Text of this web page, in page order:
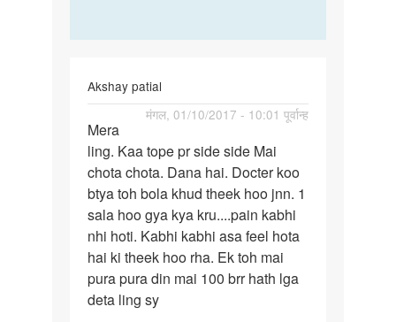
Akshay patial
मंगल, 01/10/2017 - 10:01 पूर्वान्ह
Mera
ling.
Kaa
tope
pr
side
Mera
ling. Kaa tope pr side side Mai
chota chota. Dana hai. Docter koo
btya toh bola khud theek hoo jnn. 1
sala hoo gya kya kru....pain kabhi
nhi hoti. Kabhi kabhi asa feel hota
hai ki theek hoo rha. Ek toh mai
pura pura din mai 100 brr hath lga
deta ling sy